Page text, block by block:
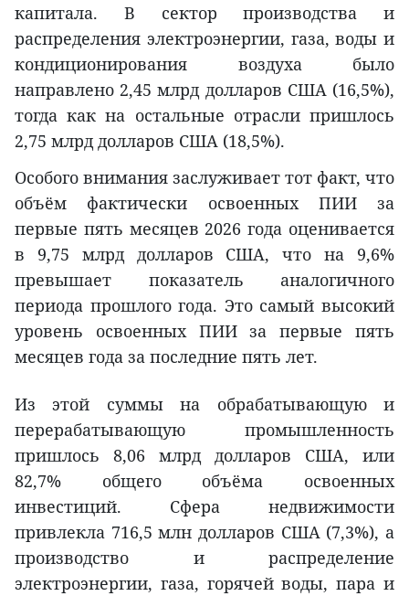
капитала. В сектор производства и
распределения электроэнергии, газа, воды и
кондиционирования воздуха было
направлено 2,45 млрд долларов США (16,5%),
тогда как на остальные отрасли пришлось
2,75 млрд долларов США (18,5%).
Особого внимания заслуживает тот факт, что
объём фактически освоенных ПИИ за
первые пять месяцев 2026 года оценивается
в 9,75 млрд долларов США, что на 9,6%
превышает показатель аналогичного
периода прошлого года. Это самый высокий
уровень освоенных ПИИ за первые пять
месяцев года за последние пять лет.
Из этой суммы на обрабатывающую и
перерабатывающую промышленность
пришлось 8,06 млрд долларов США, или
82,7% общего объёма освоенных
инвестиций. Сфера недвижимости
привлекла 716,5 млн долларов США (7,3%), а
производство и распределение
электроэнергии, газа, горячей воды, пара и